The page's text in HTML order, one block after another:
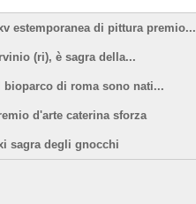
estemporanea di pittura premio...
(ri), è sagra della...
bioparco di roma sono nati...
d'arte caterina sforza
sagra degli gnocchi